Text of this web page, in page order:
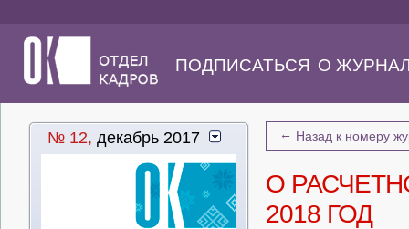
ПОДПИСАТЬСЯ О
№ 12, декабрь 2017 ← Назад к номеру
О
2018 ГОД